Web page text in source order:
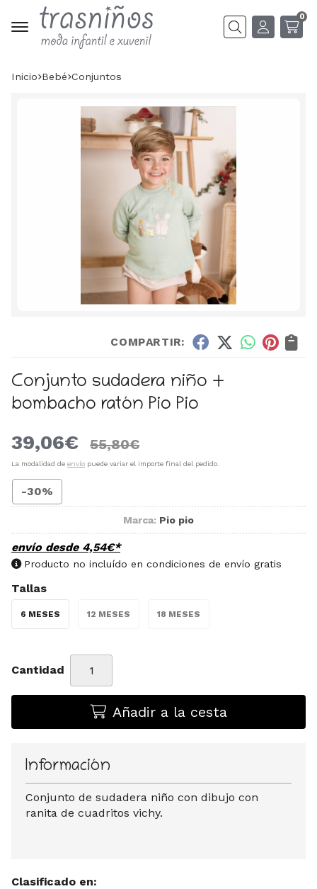
Buscar
0
Inicio bebé conjuntos
COMPARTIR:
Conjunto sudadera niño +
bombacho ratón Pio Pio
39,06€ 55,80€
La modalidad de envío puede variar el importe final del pedido.
-30%
Marca: Pio pio
envío desde 4,54€*
Producto no incluído en condiciones de envío gratis
Tallas
6 MESES 12 MESES 18 MESES
Cantidad
Añadir a la cesta
Información
Conjunto de sudadera niño con dibujo con
ranita de cuadritos vichy.
Clasificado en: